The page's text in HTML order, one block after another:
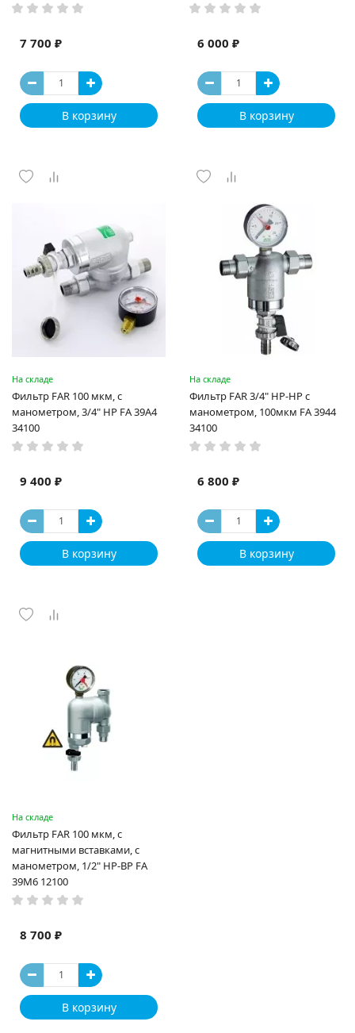
7 700 ₽
В корзину
6 000 ₽
В корзину
На складе
Фильтр FAR 100 мкм, с
манометром, 3/4" НР FA 39A4
34100
9 400 ₽
В корзину
На складе
Фильтр FAR 3/4" НР-НР с
манометром, 100мкм FA 3944
34100
6 800 ₽
В корзину
На складе
Фильтр FAR 100 мкм, с
магнитными вставками, с
манометром, 1/2" НР-ВР FA
39M6 12100
8 700 ₽
В корзину